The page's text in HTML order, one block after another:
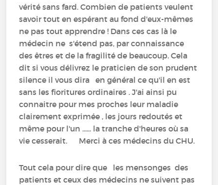
vérité sans fard. Combien de patients veulent
savoir tout en espérant au fond d'eux-mêmes
ne pas tout apprendre ! Dans ces cas là le
médecin ne s'étend pas, par connaissance
des êtres et de la fragilité de beaucoup. Cela
dit si vous délivrez le praticien de son prudent
silence il vous dira en général ce qu'il en est
sans les fioritures ordinaires . J'ai ainsi pu
connaitre pour mes proches leur maladie
clairement exprimée , les jours redoutés et
même pour l'un ...... la tranche d'heures où sa
vie cesserait. Merci à ces médecins du CHU.
Tout cela pour dire que les mensonges des
patients et ceux des médecins ne suivent pas